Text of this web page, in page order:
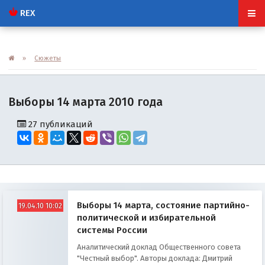
REX
» Сюжеты
Выборы 14 марта 2010 года
27 публикаций
19.04.10 10:02
Выборы 14 марта, состояние партийно-
политической и избирательной
системы России
Аналитический доклад Общественного совета
"Честный выбор". Авторы доклада: Дмитрий